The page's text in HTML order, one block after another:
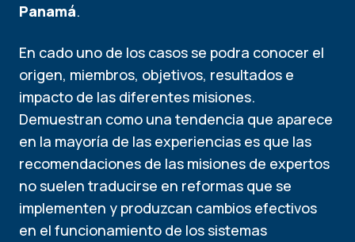
Panamá.
En cado uno de los casos se podra conocer el
origen, miembros, objetivos, resultados e
impacto de las diferentes misiones.
Demuestran como una tendencia que aparece
en la mayoría de las experiencias es que las
recomendaciones de las misiones de expertos
no suelen traducirse en reformas que se
implementen y produzcan cambios efectivos
en el funcionamiento de los sistemas